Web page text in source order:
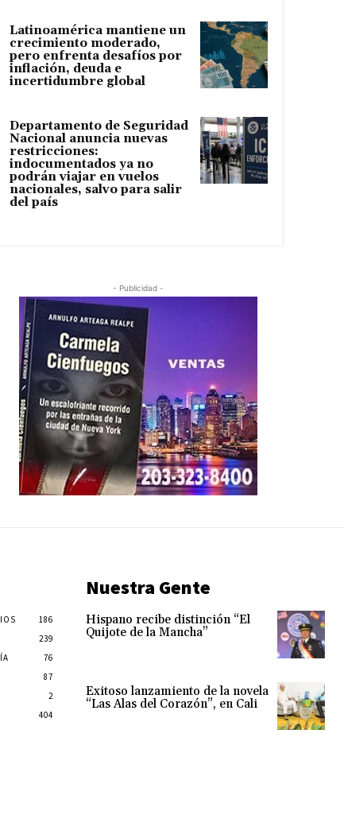
Latinoamérica mantiene un
crecimiento moderado,
pero enfrenta desafíos por
inflación, deuda e
incertidumbre global
Departamento de Seguridad
Nacional anuncia nuevas
restricciones:
indocumentados ya no
podrán viajar en vuelos
nacionales, salvo para salir
del país
- Publicidad -
186
239
76
87
2
404
Nuestra Gente
Hispano recibe distinción “El
Quijote de la Mancha”
Exitoso lanzamiento de la novela
“Las Alas del Corazón”, en Cali